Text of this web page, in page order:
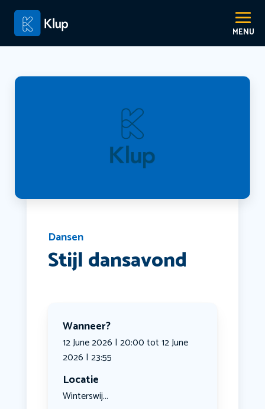
Dansen
Stijl dansavond
Wanneer?
12 June 2026 | 20:00 tot 12 June
2026 | 23:55
Locatie
Winterswij...